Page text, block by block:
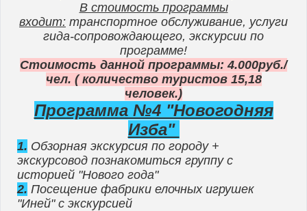
В стоимость программы
входит: транспортное обслуживание, услуги
гида-сопровождающего, экскурсии по
программе!
Стоимость данной программы: 4.000руб./
чел. ( количество туристов 15,18
человек.)
Программа №4 "Новогодняя
Изба"
1. Обзорная экскурсия по городу +
экскурсовод познакомиться группу с
историей "Нового года"
2. Посещение фабрики елочных игрушек
"Иней" с экскурсией